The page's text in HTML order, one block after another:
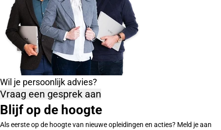
Wil je persoonlijk advies?
Vraag een gesprek aan
Blijf op de hoogte
Als eerste op de hoogte van nieuwe opleidingen en acties? Meld je aan